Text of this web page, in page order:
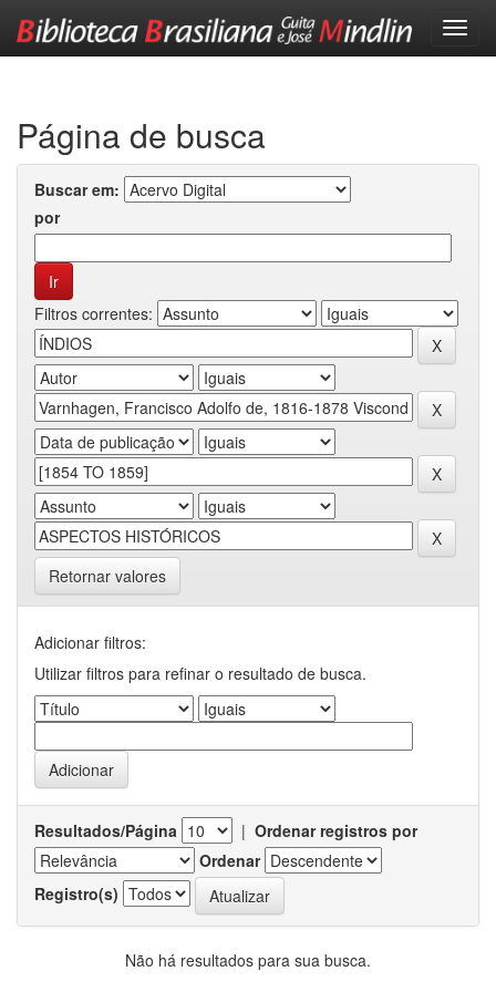
Página de busca
Buscar em:
por
Filtros correntes:
Retornar valores
Adicionar filtros:
Utilizar filtros para refinar o resultado de busca.
Resultados/Página | Ordenar registros por
Ordenar
Registro(s)
Não há resultados para sua busca.